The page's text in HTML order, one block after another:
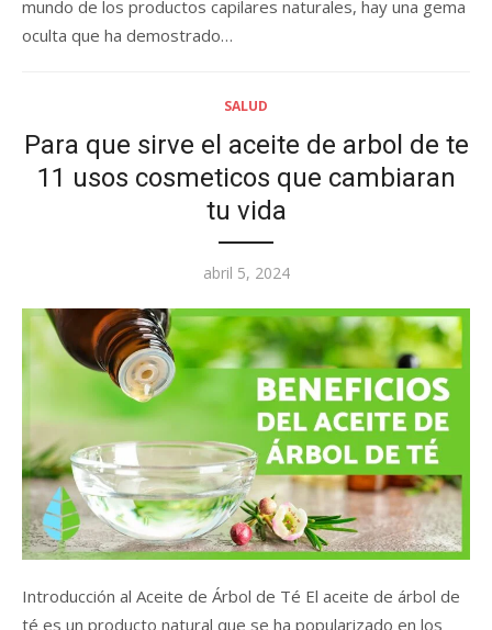
mundo de los productos capilares naturales, hay una gema
oculta que ha demostrado…
SALUD
Para que sirve el aceite de arbol de te
11 usos cosmeticos que cambiaran
tu vida
Posted
abril 5, 2024
Introducción al Aceite de Árbol de Té El aceite de árbol de
té es un producto natural que se ha popularizado en los